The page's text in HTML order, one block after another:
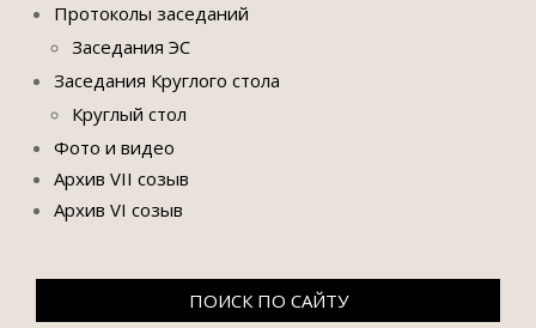
Протоколы заседаний
Заседания ЭС
Заседания Круглого стола
Круглый стол
Фото и видео
Архив VII созыв
Архив VI созыв
ПОИСК ПО САЙТУ